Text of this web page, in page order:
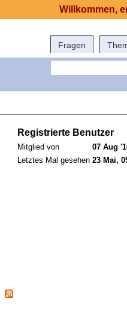
Fragen
Registrierte Benutzer
Mitglied von
07 Aug
Letztes Mal gesehen 23 Mai,
Willkommen,